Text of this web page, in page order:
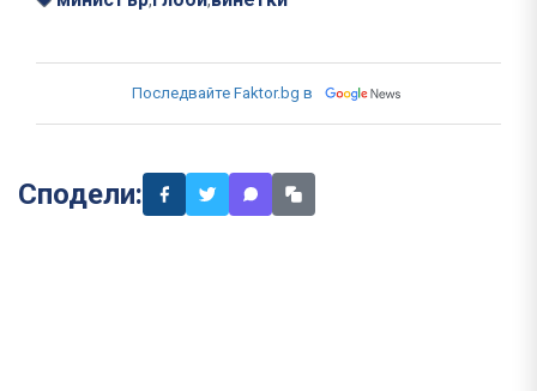
Последвайте Faktor.bg в
Сподели: